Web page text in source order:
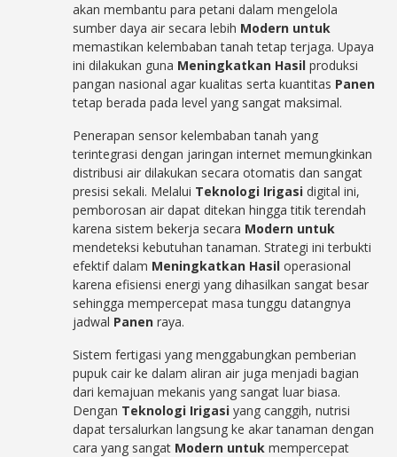
akan membantu para petani dalam mengelola
sumber daya air secara lebih Modern untuk
memastikan kelembaban tanah tetap terjaga. Upaya
ini dilakukan guna Meningkatkan Hasil produksi
pangan nasional agar kualitas serta kuantitas Panen
tetap berada pada level yang sangat maksimal.
Penerapan sensor kelembaban tanah yang
terintegrasi dengan jaringan internet memungkinkan
distribusi air dilakukan secara otomatis dan sangat
presisi sekali. Melalui Teknologi Irigasi digital ini,
pemborosan air dapat ditekan hingga titik terendah
karena sistem bekerja secara Modern untuk
mendeteksi kebutuhan tanaman. Strategi ini terbukti
efektif dalam Meningkatkan Hasil operasional
karena efisiensi energi yang dihasilkan sangat besar
sehingga mempercepat masa tunggu datangnya
jadwal Panen raya.
Sistem fertigasi yang menggabungkan pemberian
pupuk cair ke dalam aliran air juga menjadi bagian
dari kemajuan mekanis yang sangat luar biasa.
Dengan Teknologi Irigasi yang canggih, nutrisi
dapat tersalurkan langsung ke akar tanaman dengan
cara yang sangat Modern untuk mempercepat